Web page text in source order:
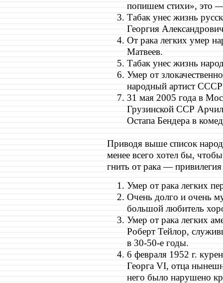
попишем стихи», это
Табак унес жизнь
Георгия
От рака легких умер
Матвеев.
Табак унес жизнь
Умер от
народный артист
31 мая 2005 года в
Грузинской ССР
Остапа Бендера в
Приводя выше список
менее всего хотел бы,
гнить от рака —
Умер от рака легких
Очень долго и очень
большой любитель
Умер от рака легких
Роберт Тейлор,
в 30-50-е годы.
6 февраля 1952 г.
Георга VI, отца
него было нарушено